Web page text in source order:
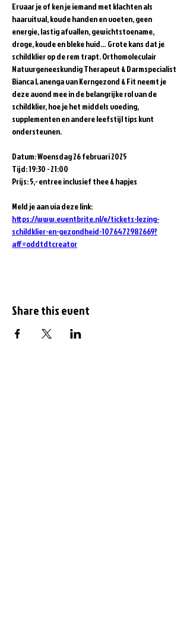
Ervaar je of ken je iemand met klachten als
haaruitval, koude handen en voeten, geen
energie, lastig afvallen, gewichtstoename,
droge, koude en bleke huid… Grote kans dat je
schildklier op de rem trapt. Orthomoleculair
Natuurgeneeskundig Therapeut & Darmspecialist
Bianca Lanenga van Kerngezond & Fit neemt je
deze avond mee in de belangrijke rol van de
schildklier, hoe je het middels voeding,
supplementen en andere leefstijl tips kunt
ondersteunen.
Datum: Woensdag 26 februari 2025
Tijd: 19:30 - 21:00
Prijs: 5,- entree inclusief thee & hapjes
Meld je aan via deze link:
https://www.eventbrite.nl/e/tickets-lezing-
schildklier-en-gezondheid-1076472982669?
aff=oddtdtcreator
Share this event